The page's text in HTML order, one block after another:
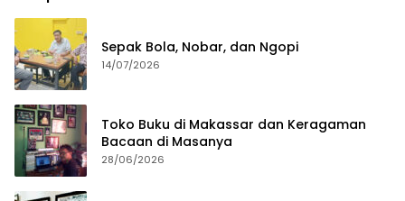
Sepak Bola, Nobar, dan Ngopi
14/07/2026
Toko Buku di Makassar dan Keragaman
Bacaan di Masanya
28/06/2026